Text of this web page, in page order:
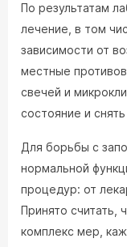
По результатам
лечение, в том
зависимости от
местные
свечей и
состояние и
Для борьбы с
нормальной
процедур: от
Принято считать,
комплекс мер,